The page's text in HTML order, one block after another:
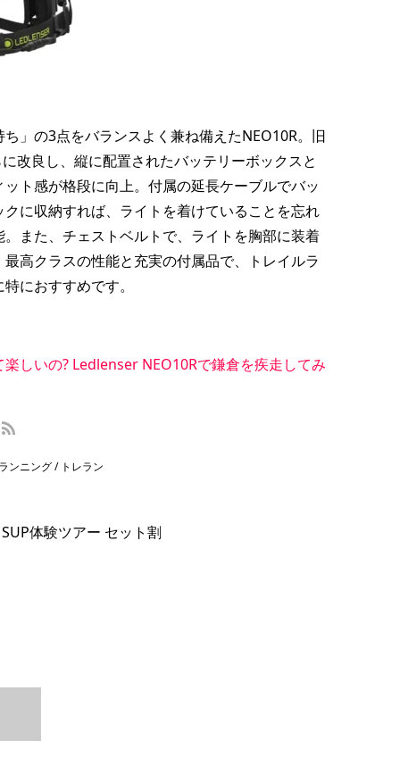
」の3点をバランスよく兼ね備えたNEO10R。旧
改良し、縦に配置されたバッテリーボックスと
ト感が格段に向上。付属の延長ケーブルでバッ
に収納すれば、ライトを着けていることを忘れ
また、チェストベルトで、ライトを胸部に装着
高クラスの性能と充実の付属品で、トレイルラ
におすすめです。
しいの? Ledlenser NEO10Rで鎌倉を疾走してみ
ンニング / トレラン
体験ツアー セット割